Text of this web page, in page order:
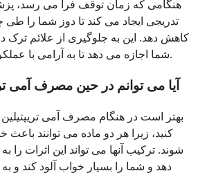
هنگامی که زمان توقف فرا می رسد،
تدریجی ایجاد می کند تا دوز شما را طی
کاهش دهد. این به جلوگیری از علائم ترک
شما اجازه می دهد تا به آرامی با عملکرد بدون دارو سازگار شود.
آیا می توانم در حین مصرف آمی
بهتر است در هنگام مصرف آمی
کنید، زیرا هر دو ماده می توانند
شوند. ترکیب آنها می تواند این اثرات را
دهد و شما را بسیار خواب آلود کند و